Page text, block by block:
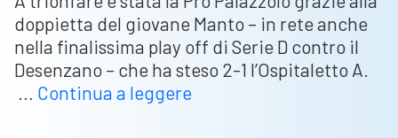
doppietta del giovane Manto – in rete anche
nella finalissima play off di Serie D contro il
Desenzano – che ha steso 2-1 l’Ospitaletto A.
… Continua a leggereNext